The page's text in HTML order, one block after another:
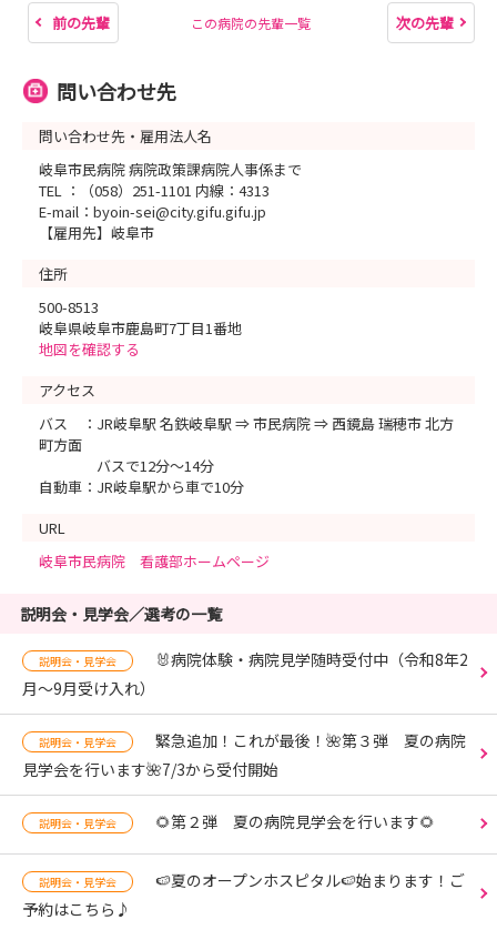
前の先輩 この病院の先輩一覧 次の先輩
問い合わせ先
問い合わせ先・雇用法人名
岐阜市民病院 病院政策課病院人事係まで
TEL ：（058）251-1101 内線：4313
E-mail：byoin-sei@city.gifu.gifu.jp
【雇用先】岐阜市
住所
500-8513
岐阜県岐阜市鹿島町7丁目1番地
地図を確認する
アクセス
バス ：JR岐阜駅 名鉄岐阜駅 ⇒ 市民病院 ⇒ 西鏡島 瑞穂市 北方
町方面
バスで12分～14分
自動車：JR岐阜駅から車で10分
URL
岐阜市民病院 看護部ホームページ
説明会・見学会／選考の一覧
説明会・見学会
🐰病院体験・病院見学随時受付中（令和8年2
月～9月受け入れ）
説明会・見学会
緊急追加！これが最後！🌺第３弾 夏の病院
見学会を行います🌺7/3から受付開始
説明会・見学会 🌻第２弾 夏の病院見学会を行います🌻
説明会・見学会
🍉夏のオープンホスピタル🍉始まります！ご
予約はこちら♪